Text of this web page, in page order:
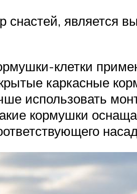
является
клетки
каркасные
использовать
кормушки